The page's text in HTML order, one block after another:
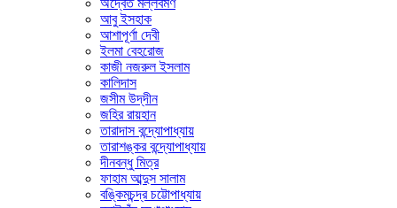
আবু ইসহাক
আশাপূর্ণা দেবী
ইলমা বেহরোজ
কাজী নজরুল ইসলাম
কালিদাস
জসীম উদ্‌দীন
জহির রায়হান
তারাদাস বন্দ্যোপাধ্যায়
তারাশঙ্কর বন্দ্যোপাধ্যায়
দীনবন্ধু মিত্র
ফাহাম আব্দুস সালাম
বঙ্কিমচন্দ্র চট্টোপাধ্যায়